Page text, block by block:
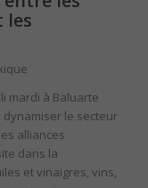
les
mardi à Baluarte
le secteur
alliances
dans la
et vinaigres, vins,